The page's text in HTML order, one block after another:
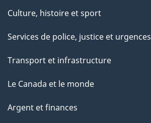
Culture, histoire et sport
Services de police, justice et urgences
Transport et infrastructure
Le Canada et le monde
Argent et finances